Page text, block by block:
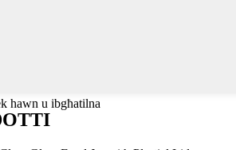
hawn u ibgħatilna